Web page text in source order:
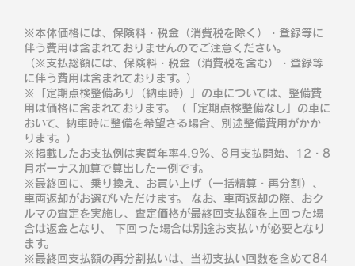
※本体価格には、保険料・税金（消費税を除く）・登録等に
伴う費用は含まれておりませんのでご注意ください。
（※支払総額には、保険料・税金（消費税を含む）・登録等
に伴う費用は含まれております。）
※「定期点検整備あり（納車時）」の車については、整備費
用は価格に含まれております。（「定期点検整備なし」の車に
おいて、納車時に整備を希望さる場合、別途整備費用がかか
ります。）
※掲載したお支払例は実質年率4.9％、8月支払開始、12・8
月ボーナス加算で算出した一例です。
※最終回に、乗り換え、お買い上げ（一括精算・再分割）、
車両返却がお選びいただけます。 なお、車両返却の際、おク
ルマの査定を実施し、査定価格が最終回支払額を上回った場
合は返金となり、 下回った場合は別途お支払いが必要となり
ます。
※最終回支払額の再分割払いは、当初支払い回数を含めて84